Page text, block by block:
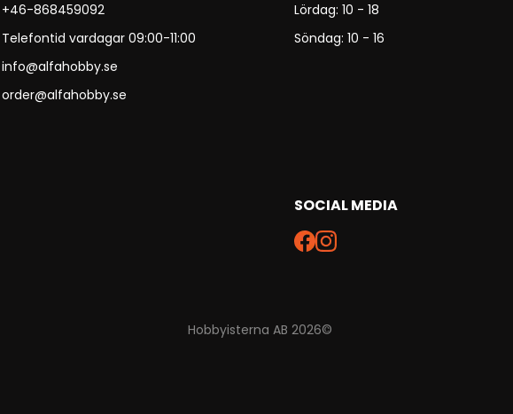
+46-868459092
Telefontid vardagar 09:00-11:00
info@alfahobby.se
order@alfahobby.se
Lördag: 10 - 18
Söndag: 10 - 16
SOCIAL MEDIA
Hobbyisterna AB 2026©